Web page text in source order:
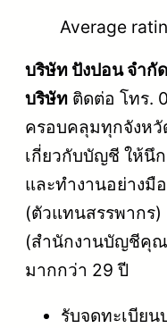
Average
บริษัท ปังปอน จำกัด
บริษัท ติดต่อ โทร.
ครอบคลุมทุกจังห
เกี่ยวกับบัญชี ให้นึก
และทำงานอย่างมื
(ตัวแทนสรรพากร
(สำนักงานบัญชีคุ
มากกว่า 29 ปี
รับจดทะเบีย